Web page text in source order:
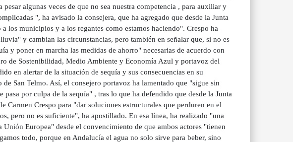
algunas veces de que no sea nuestra competencia , para auxiliar y
", ha avisado la consejera, que ha agregado que desde la Junta
los municipios y a los regantes como estamos haciendo". Crespo ha
y cambian las circunstancias, pero también en señalar que, si no es
y poner en marcha las medidas de ahorro" necesarias de acuerdo con
de Sostenibilidad, Medio Ambiente y Economía Azul y portavoz del
en alertar de la situación de sequía y sus consecuencias en su
San Telmo. Así, el consejero portavoz ha lamentado que "sigue sin
por culpa de la sequía" , tras lo que ha defendido que desde la Junta
Carmen Crespo para "dar soluciones estructurales que perduren en el
pero no es suficiente", ha apostillado. En esa línea, ha realizado "una
Europea" desde el convencimiento de que ambos actores "tienen
todo, porque en Andalucía el agua no solo sirve para beber, sino